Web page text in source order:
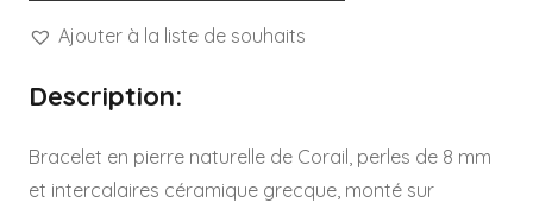
CORAIL
-
CO40535
Ajouter à la liste de souhaits
Description:
Bracelet en pierre naturelle de Corail, perles de 8 mm
et intercalaires céramique grecque, monté sur